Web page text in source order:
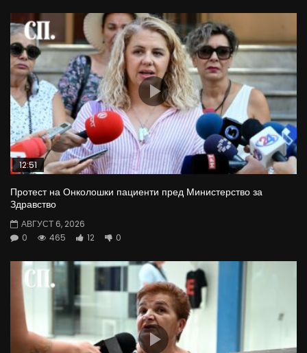
12:51
Протест на Онколошки пациенти пред Министерство за
Здравство
АВГУСТ 6, 2026
0
465 12 0